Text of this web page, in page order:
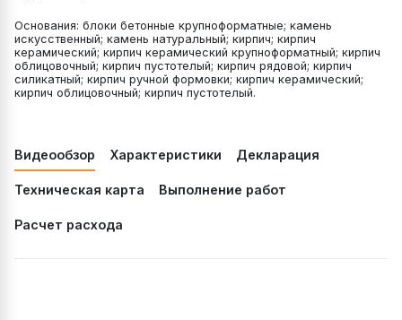
Основания: блоки бетонные крупноформатные; камень
искусственный; камень натуральный; кирпич; кирпич
керамический; кирпич керамический крупноформатный; кирпич
облицовочный; кирпич пустотелый; кирпич рядовой; кирпич
силикатный; кирпич ручной формовки; кирпич керамический;
кирпич облицовочный; кирпич пустотелый.
Видеообзор Характеристики Декларация
Техническая карта Выполнение работ
Расчет расхода